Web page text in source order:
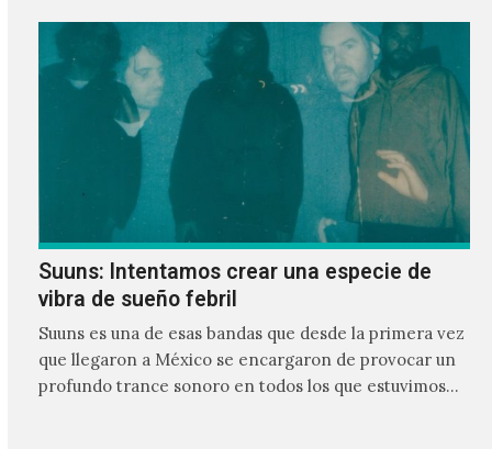
Suuns: Intentamos crear una especie de
vibra de sueño febril
Suuns es una de esas bandas que desde la primera vez
que llegaron a México se encargaron de provocar un
profundo trance sonoro en todos los que estuvimos